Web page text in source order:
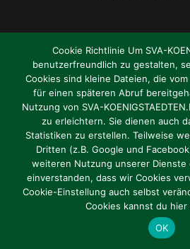
Cookie Richtlinie Um SVA-
benutzerfreundlich zu gestalten,
Cookies sind kleine Dateien, die
für einen späteren Abruf
Nutzung von SVA-
zu erleichtern. Sie dienen auch
Statistiken zu erstellen. Teilweise
Dritten (z.B. Google und
weiteren Nutzung unserer Dienste
einverstanden, dass wir Cookies
Cookie-Einstellung auch selbst
Cookies kannst du
OK